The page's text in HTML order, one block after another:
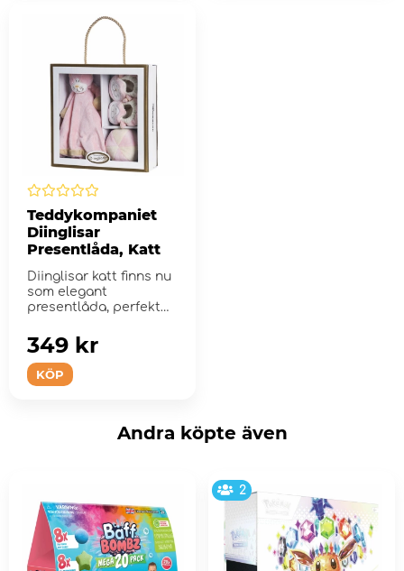
Teddykompaniet
Diinglisar
Presentlåda, Katt
Diinglisar katt finns nu
som elegant
presentlåda, perfekt
KÖP
349 kr
Andra köpte även
2